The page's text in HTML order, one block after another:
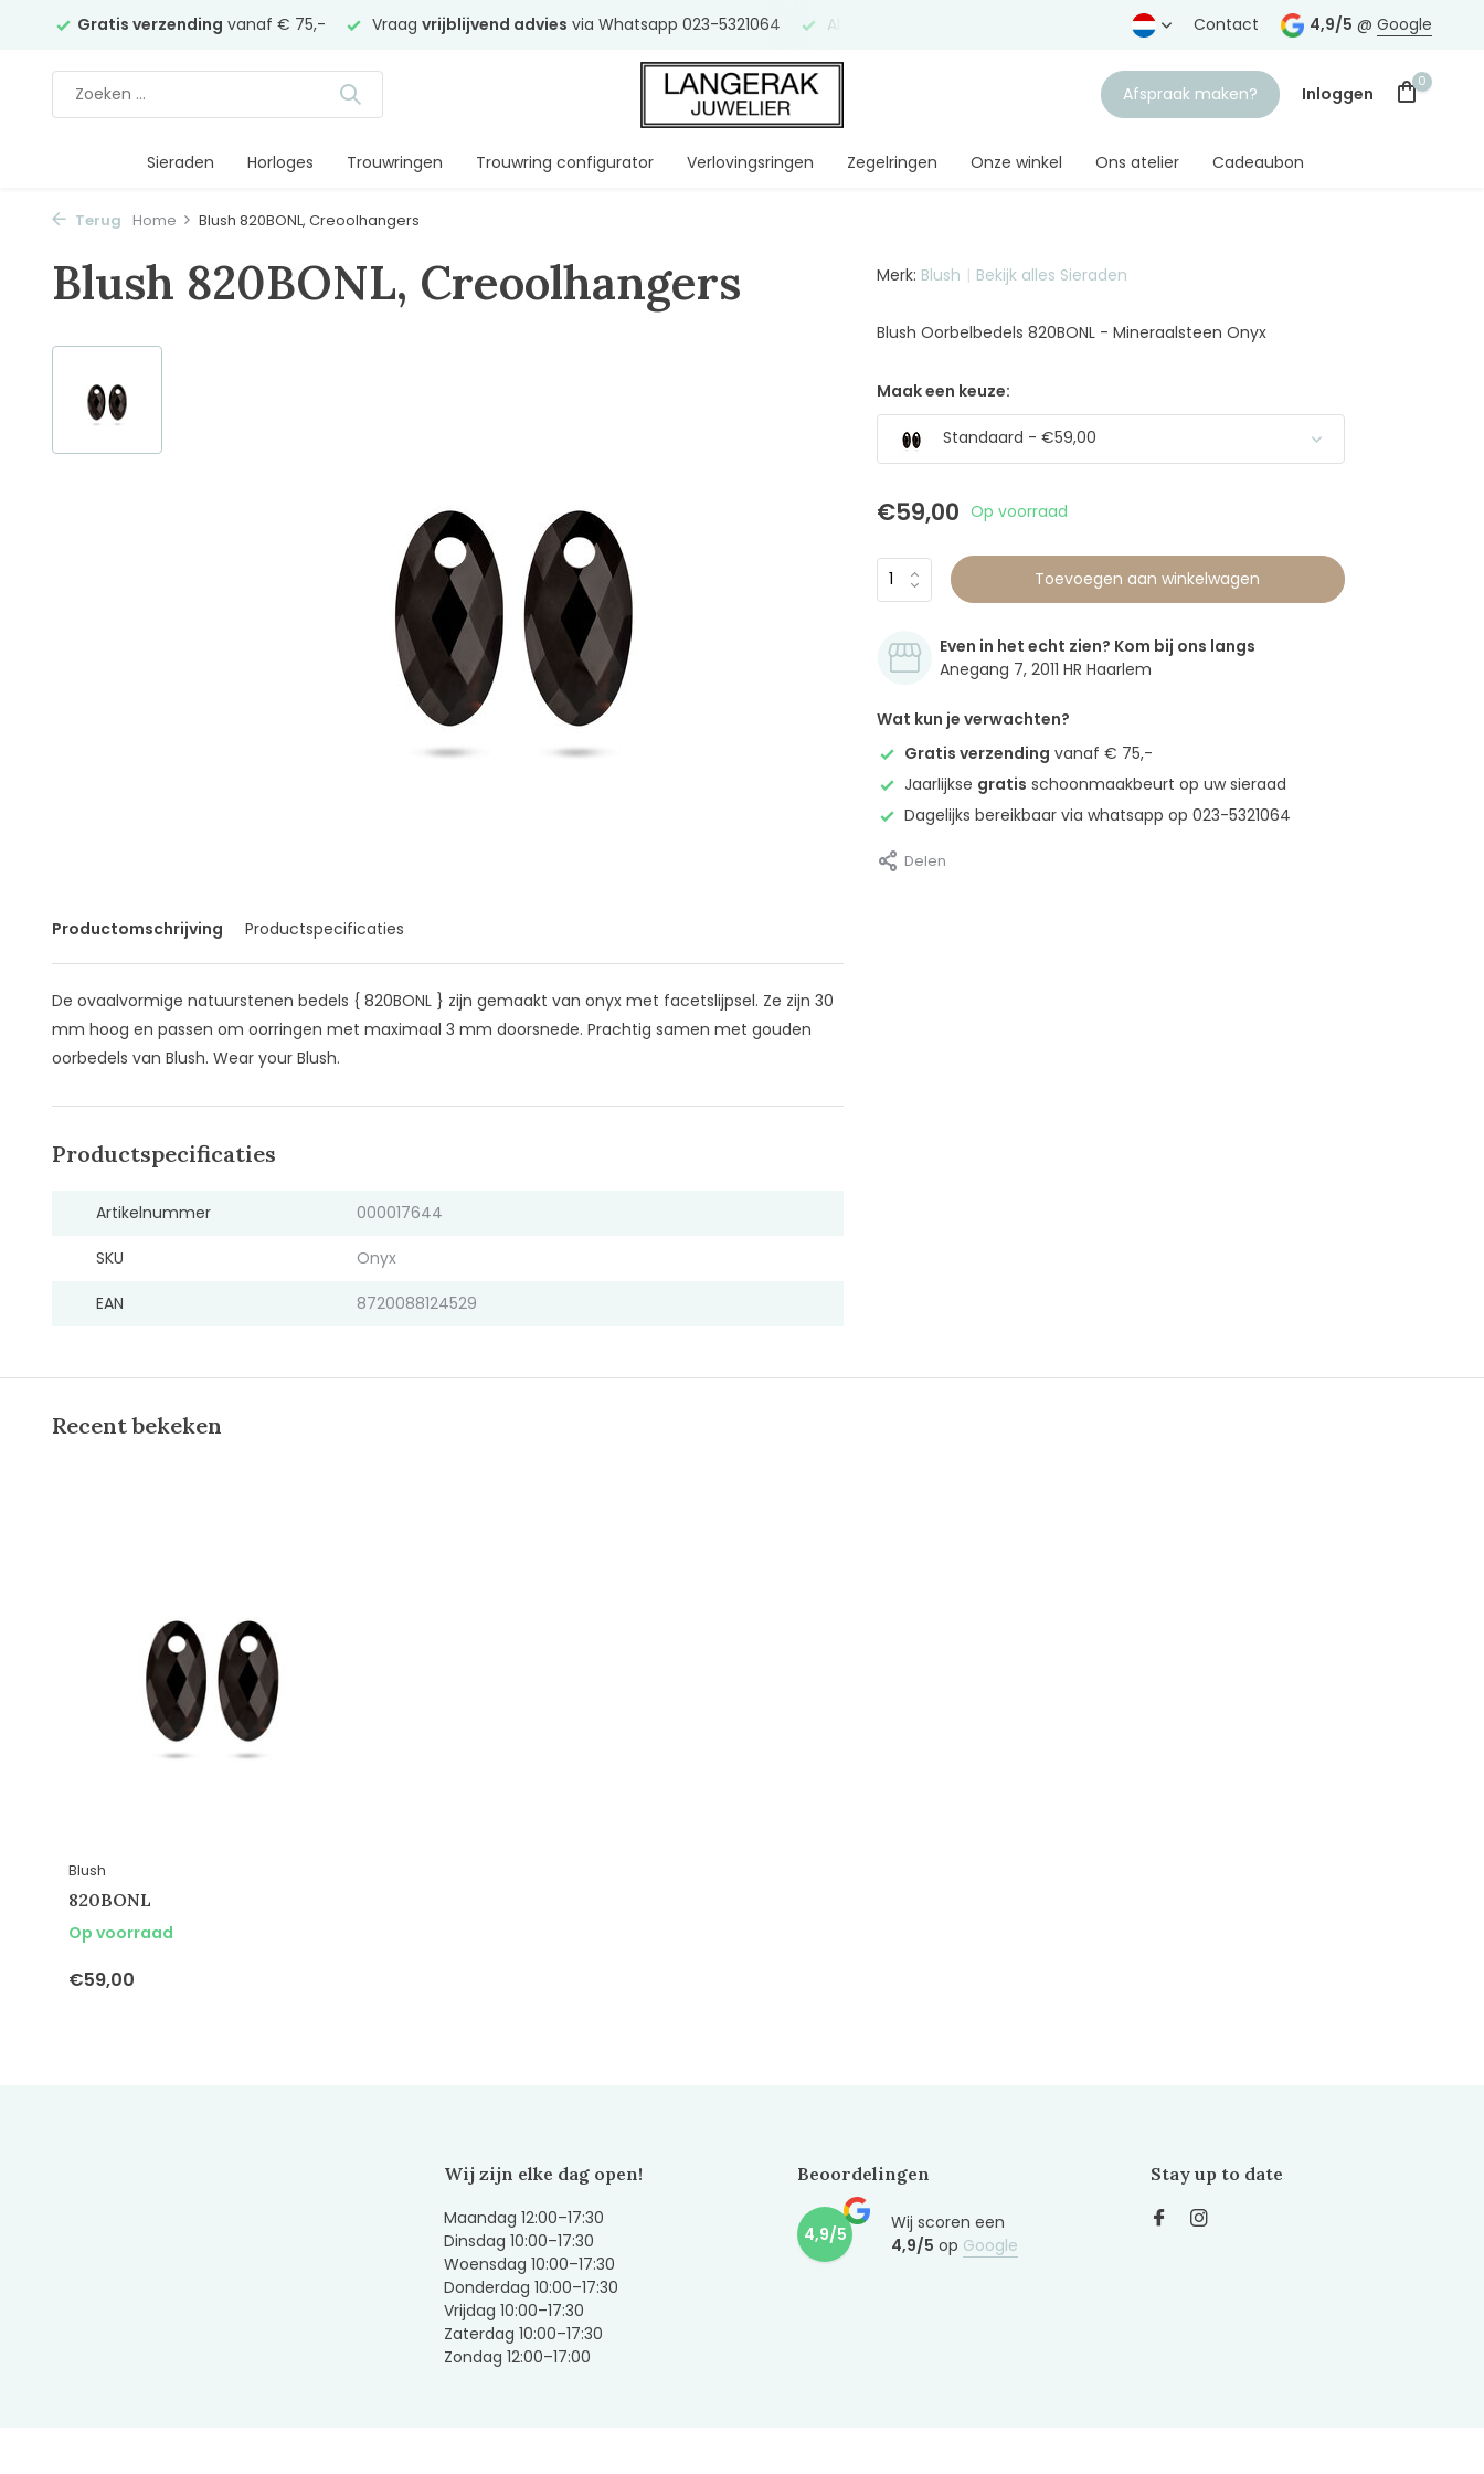
Gratis verzending vanaf € 75,- Vraag vrijblijvend advies via Whatsapp 023-5321064 Al Gratis verzending vanaf € 75,-
Contact 4,9/5 @ Google
Afspraak maken? Inloggen
0
Sieraden Horloges Trouwringen Trouwring configurator Verlovingsringen Zegelringen Onze winkel Ons atelier Cadeaubon
Terug Home Blush 820BONL, Creoolhangers
Blush 820BONL, Creoolhangers
Productomschrijving Productspecificaties
De ovaalvormige natuurstenen bedels { 820BONL } zijn gemaakt van onyx met facetslijpsel. Ze zijn 30
mm hoog en passen om oorringen met maximaal 3 mm doorsnede. Prachtig samen met gouden
oorbedels van Blush. Wear your Blush.
Productspecificaties
Artikelnummer 000017644
SKU Onyx
EAN 8720088124529
Merk: Blush Bekijk alles Sieraden
Blush Oorbelbedels 820BONL - Mineraalsteen Onyx
Maak een keuze:
Standaard - €59,00
€59,00 Op voorraad
Toevoegen aan winkelwagen
Even in het echt zien? Kom bij ons langs
Anegang 7, 2011 HR Haarlem
Wat kun je verwachten?
Gratis verzending vanaf € 75,-
Jaarlijkse gratis schoonmaakbeurt op uw sieraad
Dagelijks bereikbaar via whatsapp op 023-5321064
Delen
Recent bekeken
Blush
820BONL
Op voorraad
€59,00
Wij zijn elke dag open!
Maandag 12:00–17:30
Dinsdag 10:00–17:30
Woensdag 10:00–17:30
Donderdag 10:00–17:30
Vrijdag 10:00–17:30
Zaterdag 10:00–17:30
Zondag 12:00–17:00
Beoordelingen
4,9/5
Wij scoren een
4,9/5 op Google
Stay up to date